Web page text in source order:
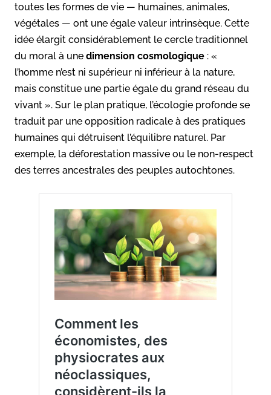
toutes les formes de vie — humaines, animales,
végétales — ont une égale valeur intrinsèque. Cette
idée élargit considérablement le cercle traditionnel
du moral à une dimension cosmologique : «
l’homme n’est ni supérieur ni inférieur à la nature,
mais constitue une partie égale du grand réseau du
vivant ». Sur le plan pratique, l’écologie profonde se
traduit par une opposition radicale à des pratiques
humaines qui détruisent l’équilibre naturel. Par
exemple, la déforestation massive ou le non-respect
des terres ancestrales des peuples autochtones.